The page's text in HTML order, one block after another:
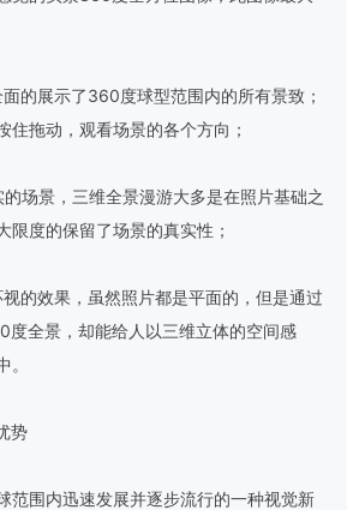
展示了360度球型范围内的所有景致；
住拖动，观看场景的各个方向；
景，三维全景漫游大多是在照片基础之
限度的保留了场景的真实性；
效果，虽然照片都是平面的，但是通过
度全景，却能给人以三维立体的空间感
势
围内迅速发展并逐步流行的一种视觉新